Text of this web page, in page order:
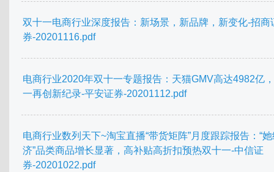
双十一电商行业深度报告：新场景，新品牌，新变化-招商
券-20201116.pdf
电商行业2020年双十一专题报告：天猫GMV高达4982亿
一再创新纪录-平安证券-20201112.pdf
电商行业数列天下~淘宝直播“带货矩阵”月度跟踪报告：“
济”品类商品增长显著，高补贴高折扣预热双十一-中信证
券-20201022.pdf